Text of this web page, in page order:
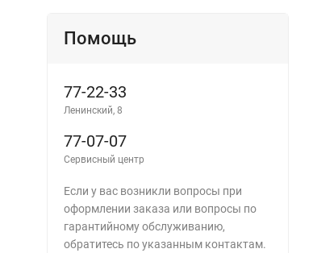
Помощь
77-22-33
Ленинский, 8
77-07-07
Сервисный центр
Если у вас возникли вопросы при
оформлении заказа или вопросы по
гарантийному обслуживанию,
обратитесь по указанным контактам.